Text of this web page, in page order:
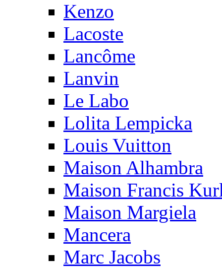
Kenzo
Lacoste
Lancôme
Lanvin
Le Labo
Lolita Lempicka
Louis Vuitton
Maison Alhambra
Maison Francis
Maison Margiela
Mancera
Marc Jacobs